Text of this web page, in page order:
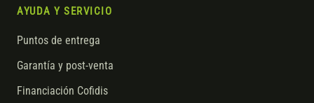
AYUDA Y SERVICIO
Puntos de entrega
Garantía y post-venta
Financiación Cofidis